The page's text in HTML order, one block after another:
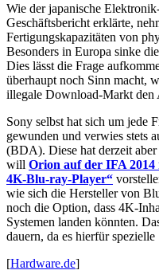
Wie der japanische
Geschäftsbericht erklärte,
Fertigungskapazitäten von
Besonders in Europa sinke
Dies lässt die Frage
überhaupt noch Sinn macht,
illegale Download-Markt den
Sony selbst hat sich um jede
gewunden und verwies stets
(BDA). Diese hat derzeit
will Orion auf der IFA 2014
4K-Blu-ray-Player“
wie sich die Hersteller von
noch die Option, dass 4K-
Systemen landen könnten.
dauern, da es hierfür
[Hardware.de]